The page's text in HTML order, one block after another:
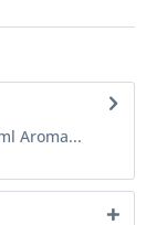
Aroma...